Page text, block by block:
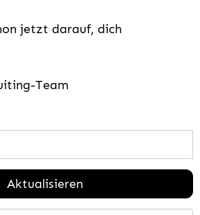
jetzt darauf, dich
Team
Aktualisieren